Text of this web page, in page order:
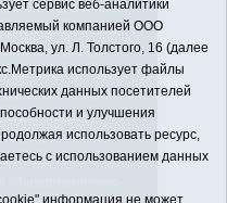
обязательна
при финансовой
области
ЭЛ № ФС 77-66066
службой по
"Информационно-
сервис веб-аналитики
компанией ООО
ул. Л. Толстого, 16 (далее
использует файлы
данных посетителей
и улучшения
использовать ресурс,
с использованием данных
информация не может